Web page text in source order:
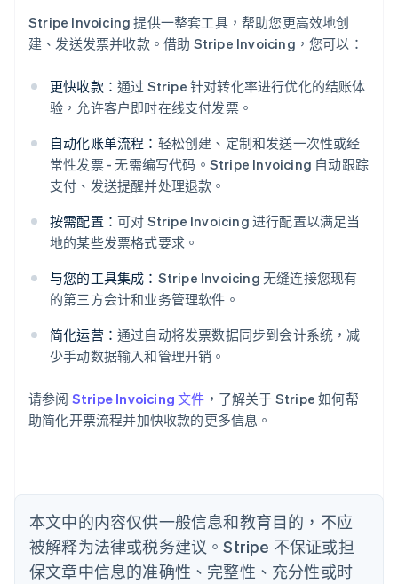
Stripe Invoicing 提供一整套工具，帮助您更高效地创
建、发送发票并收款。借助 Stripe Invoicing，您可以：
更快收款： 通过 Stripe 针对转化率进行优化的结账体
验，允许客户即时在线支付发票。
自动化账单流程： 轻松创建、定制和发送一次性或经
常性发票 - 无需编写代码。Stripe Invoicing 自动跟踪
支付、发送提醒并处理退款。
按需配置： 可对 Stripe Invoicing 进行配置以满足当
地的某些发票格式要求。
与您的工具集成： Stripe Invoicing 无缝连接您现有
的第三方会计和业务管理软件。
简化运营： 通过自动将发票数据同步到会计系统，减
少手动数据输入和管理开销。
请参阅 Stripe Invoicing 文件 ，了解关于 Stripe 如何帮
助简化开票流程并加快收款的更多信息。
本文中的内容仅供一般信息和教育目的，不应
被解释为法律或税务建议。Stripe 不保证或担
保文章中信息的准确性、完整性、充分性或时
阿联酋
English
爱尔兰
English
爱沙尼亚
奥地利
DeutschEnglish
English
巴西
保加利亚
English
比利时
丹麦
English
德国
DeutschEnglish
法国